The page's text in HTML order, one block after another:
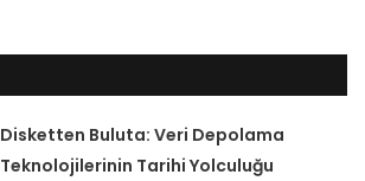
Disketten Buluta: Veri Depolama
Teknolojilerinin Tarihi Yolculuğu